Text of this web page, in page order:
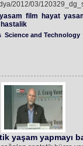
2012/03/
yasam film hayat
hastalik
Science and Technology
yaşam yapmayı